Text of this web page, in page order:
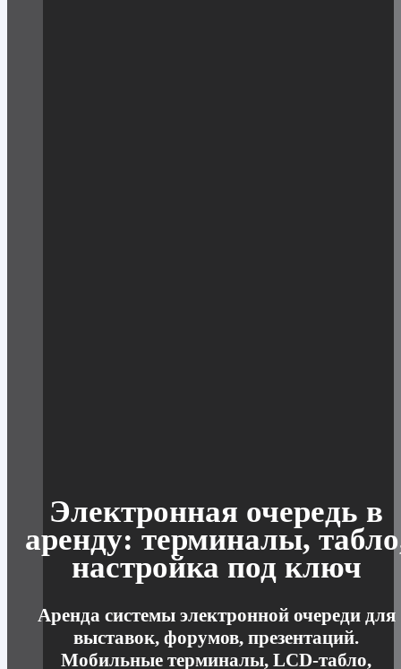
Электронная очередь в
аренду: терминалы,
настройка под ключ
Аренда системы электронной очереди для
выставок, форумов, презентаций.
Мобильные терминалы, LCD-табло,